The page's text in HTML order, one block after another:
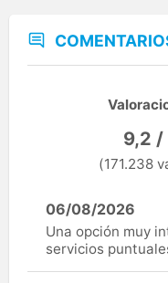
9,2 /
(171.238
06/08/2026
Una opción muy
servicios